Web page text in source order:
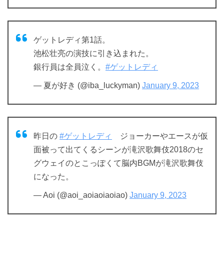
ゲットレディ第1話。
池松壮亮の演技に引き込まれた。
銀行員は全員泣く。 #ゲットレディ
— 夏が好き (@iba_luckyman) January 9, 2023
昨日の #ゲットレディ
ジョーカーやエースが仮
面被って出てくるシーンが滝沢歌舞伎2018のセ
グウェイのとこっぽくて脳内BGMが滝沢歌舞伎
になった。
— Aoi (@aoi_aoiaoiaoiao) January 9, 2023